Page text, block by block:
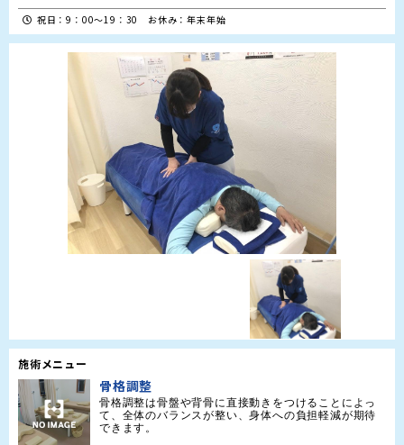
祝日：9：00～19：30 お休み：年末年始
施術メニュー
骨格調整
骨格調整は骨盤や背骨に直接動きをつけることによっ
て、全体のバランスが整い、身体への負担軽減が期待
できます。